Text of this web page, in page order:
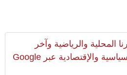
المحلية والرياضية وآخر
المستجدات السياسية والإقتصادية عبر Google